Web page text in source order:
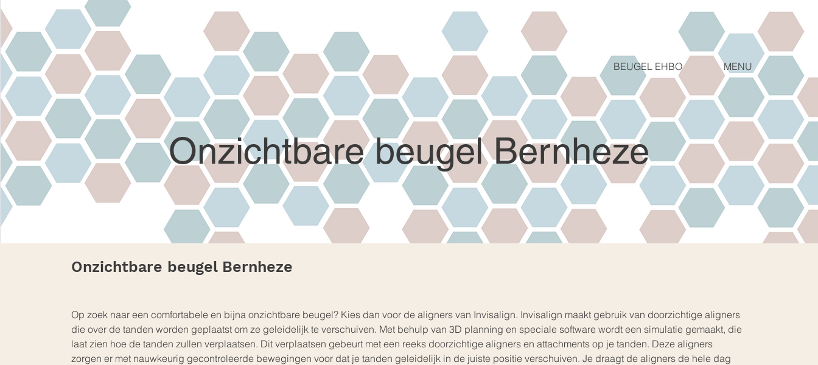
BEUGEL EHBO MENU
Onzichtbare beugel Bernheze
Onzichtbare beugel Bernheze
Op zoek naar een comfortabele en bijna onzichtbare beugel? Kies dan voor de aligners van Invisalign. Invisalign maakt gebruik van doorzichtige aligners
die over de tanden worden geplaatst om ze geleidelijk te verschuiven. Met behulp van 3D planning en speciale software wordt een simulatie gemaakt, die
laat zien hoe de tanden zullen verplaatsen. Dit verplaatsen gebeurt met een reeks doorzichtige aligners en attachments op je tanden. Deze aligners
zorgen er met nauwkeurig gecontroleerde bewegingen voor dat je tanden geleidelijk in de juiste positie verschuiven. Je draagt de aligners de hele dag